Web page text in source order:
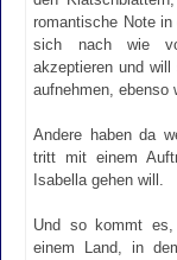
romantische Note
sich nach wie
akzeptieren und
aufnehmen, ebenso
Andere haben da
tritt mit einem
Isabella gehen will.
Und so kommt
einem Land, in